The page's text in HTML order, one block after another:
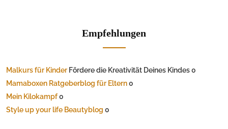
Empfehlungen
Malkurs für Kinder Fördere die Kreativität Deines Kindes 0
Mamaboxen Ratgeberblog für Eltern0
Mein Kilokampf0
Style up your life Beautyblog 0